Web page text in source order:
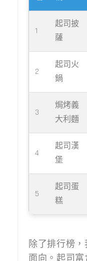
1
起司披
薩
2
起司火
鍋
3
焗烤義
大利麵
4
起司漢
堡
5
起司蛋
糕
除了排行榜
面向。起司